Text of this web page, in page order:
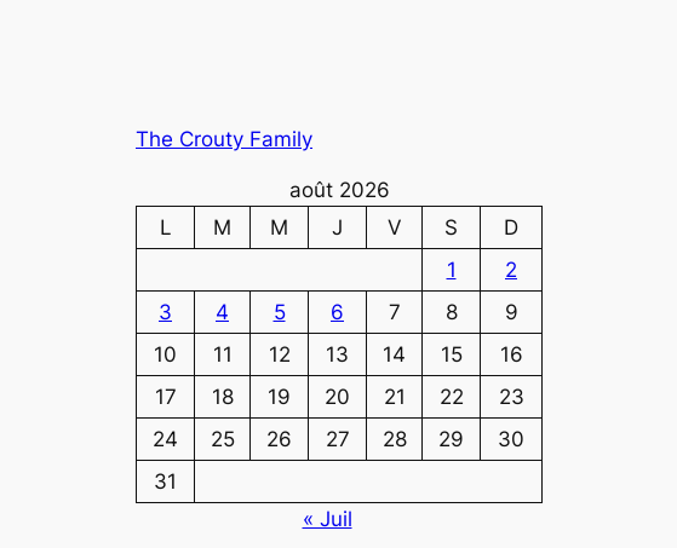
The Crouty Family
août 2026
L
M M J V S
D
1
2
3
4 5 6 7 8
9
10
11 12 13 14 15
16
17
18 19 20 21 22
23
24
25 26 27 28 29
30
31
« Juil